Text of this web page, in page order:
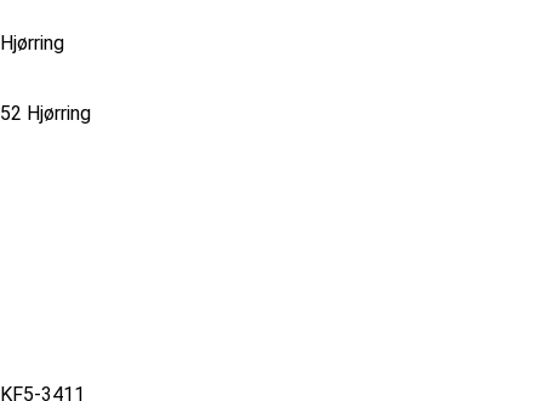
Hjørring
52 Hjørring
KF5-3411